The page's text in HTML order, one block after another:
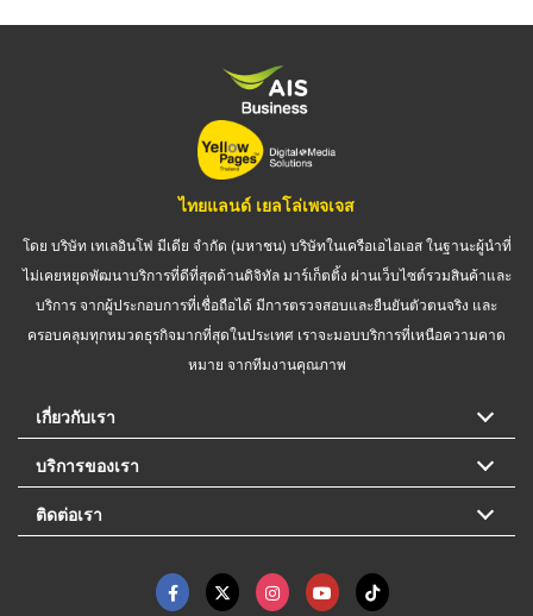
ไทยแลนด์ เยลโล่เพจเจส
โดย บริษัท เทเลอินโฟ มีเดีย จำกัด (มหาชน) บริษัทในเครือเอไอเอส ในฐานะผู้นำที่
ไม่เคยหยุดพัฒนาบริการที่ดีที่สุดด้านดิจิทัล มาร์เก็ตติ้ง ผ่านเว็บไซต์รวมสินค้าและ
บริการ จากผู้ประกอบการที่เชื่อถือได้ มีการตรวจสอบและยืนยันตัวตนจริง และ
ครอบคลุมทุกหมวดธุรกิจมากที่สุดในประเทศ เราจะมอบบริการที่เหนือความคาด
หมาย จากทีมงานคุณภาพ
เกี่ยวกับเรา
บริการของเรา
ติดต่อเรา